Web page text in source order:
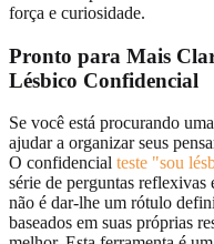
força e curiosidade.
Pronto para Mais
Lésbico Confidencial
Se você está procurando
ajudar a organizar seus
O confidencial teste "sou
série de perguntas
não é dar-lhe um rótulo
baseados em suas próprias